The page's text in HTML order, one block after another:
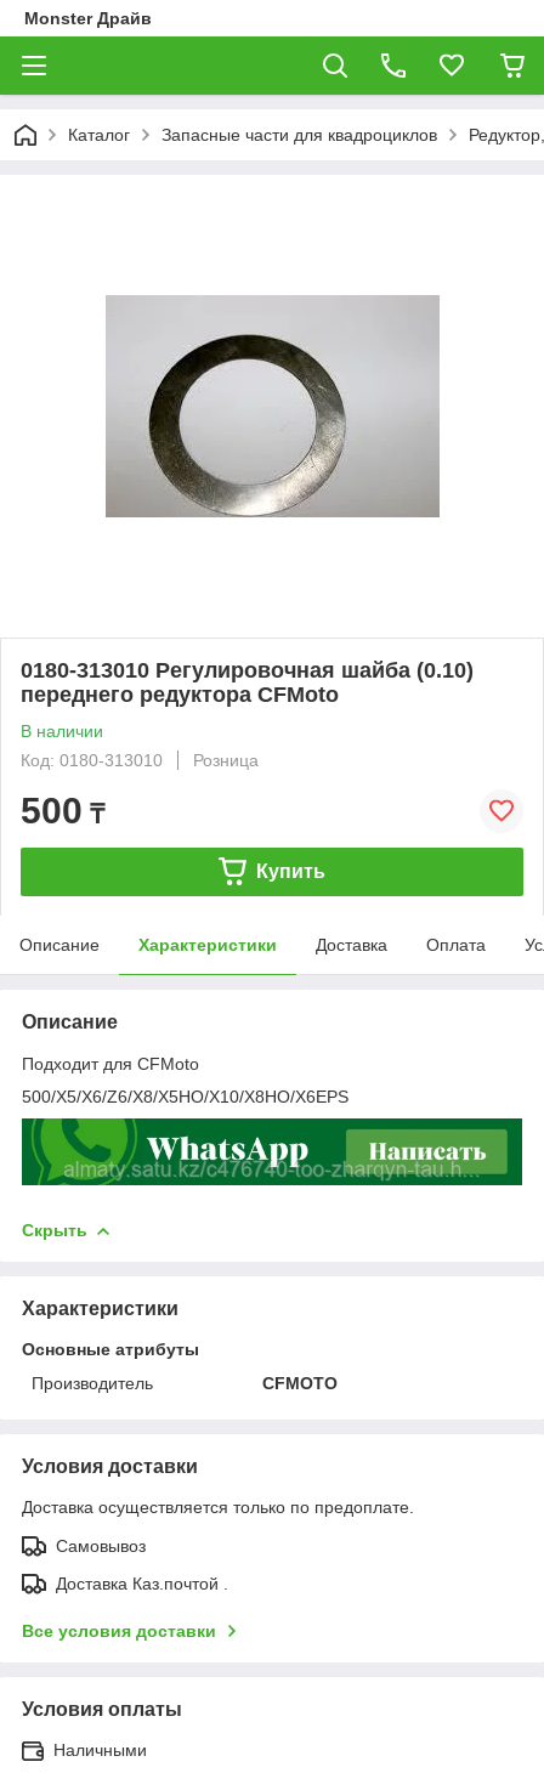
Monster Драйв
Каталог Запасные части для квадроциклов
0180-313010 Регулировочная шайба (0.10)
переднего редуктора CFMoto
В наличии
Код: 0180-313010
Розница
500 ₸
Купить
Описание Характеристики Доставка Оплата
Описание
Подходит для CFMoto
500/X5/X6/Z6/X8/X5HO/X10/X8HO/X6EPS
Скрыть
Характеристики
Основные атрибуты
Производитель
CFMOTO
Условия доставки
Доставка осуществляется только по предоплате.
Самовывоз
Доставка Каз.почтой .
Все условия доставки
Условия оплаты
Наличными